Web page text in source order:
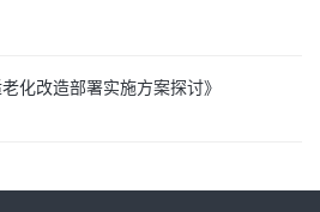
化改造部署实施方案探讨》